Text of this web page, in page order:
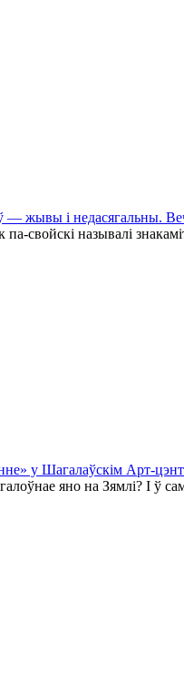
жывы і недасягальны.
свойскі называлі
у Шагалаўскім Арт-
яно на Зямлі? І ў